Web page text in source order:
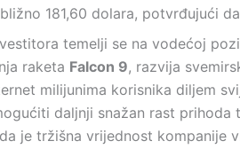
181,60 dolara, potvrđujući
temelji se na vodećoj
raketa Falcon 9, razvija
milijunima korisnika diljem
daljnji snažan rast prihoda
je tržišna vrijednost kompanije